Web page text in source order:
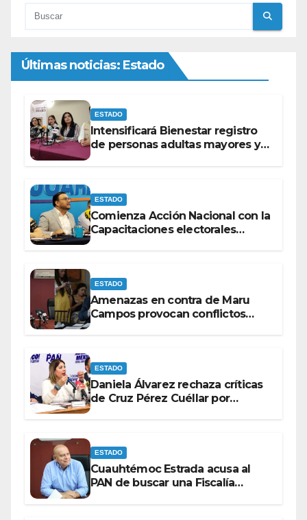
Últimas noticias: Estado
ESTADO
Intensificará Bienestar registro
de personas adultas mayores y
ESTADO
Comienza Acción Nacional con la
Capacitaciones electorales
ESTADO
Amenazas en contra de Maru
Campos provocan conflictos
ESTADO
Daniela Álvarez rechaza críticas
de Cruz Pérez Cuéllar por
ESTADO
Cuauhtémoc Estrada acusa al
PAN de buscar una Fiscalía